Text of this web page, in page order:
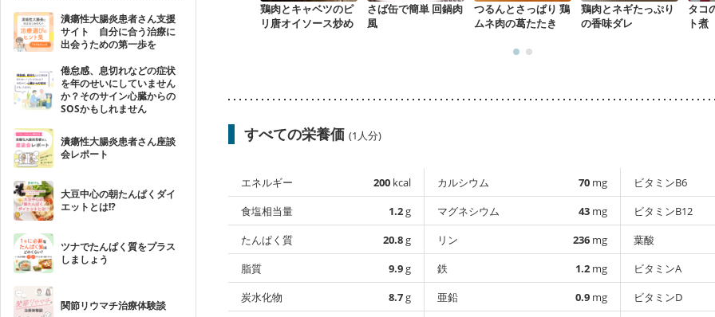
潰瘍性大腸炎患者さん支援
サイト 自分に合う治療に
出会うための第一歩を
倦怠感、息切れなどの症状
を年のせいにしていません
か？そのサイン心臓からの
SOSかもしれません
潰瘍性大腸炎患者さん座談
会レポート
大豆中心の朝たんぱくダイ
エットとは!?
ツナでたんぱく質をプラス
しましょう
関節リウマチ治療体験談
鶏肉とキャベツのピ
リ唐オイソース炒め
さば缶で簡単 回鍋肉
風
つるんとさっぱり 鶏
ムネ肉の葛たたき
鶏肉とネギたっぷり
の香味ダレ
タコ
ト煮
すべての栄養価 (1人分)
エネルギー 200 kcal
食塩相当量
1.2g
たんぱく質
20.8g
脂質
9.9g
炭水化物
8.7g
カルシウム 70 mg
マグネシウム
43 mg
リン
236 mg
鉄
1.2 mg
亜鉛
0.9 mg
ビタミンB6
ビタミンB12
葉酸
ビタミンA
ビタミンD